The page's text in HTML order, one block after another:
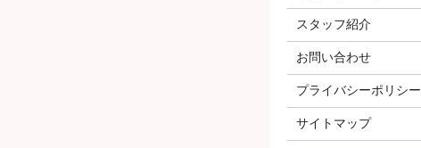
スタッフ紹介
お問い合わせ
プライバシーポリシー
サイトマップ